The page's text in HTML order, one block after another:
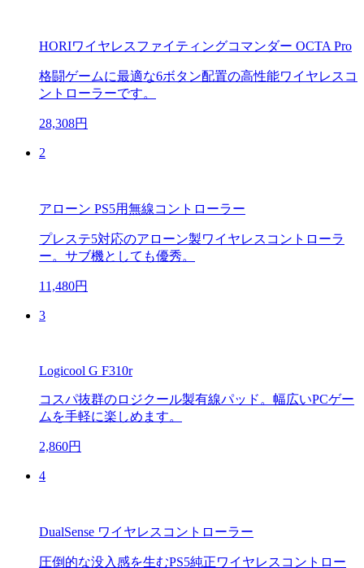
HORIワイヤレスファイティングコマンダー OCTA Pro
格闘ゲームに最適な6ボタン配置の高性能ワイヤレスコ
ントローラーです。
28,308円
2
アローン PS5用無線コントローラー
プレステ5対応のアローン製ワイヤレスコントローラ
ー。サブ機としても優秀。
11,480円
3
Logicool G F310r
コスパ抜群のロジクール製有線パッド。幅広いPCゲー
ムを手軽に楽しめます。
2,860円
4
DualSense ワイヤレスコントローラー
圧倒的な没入感を生むPS5純正ワイヤレスコントロー